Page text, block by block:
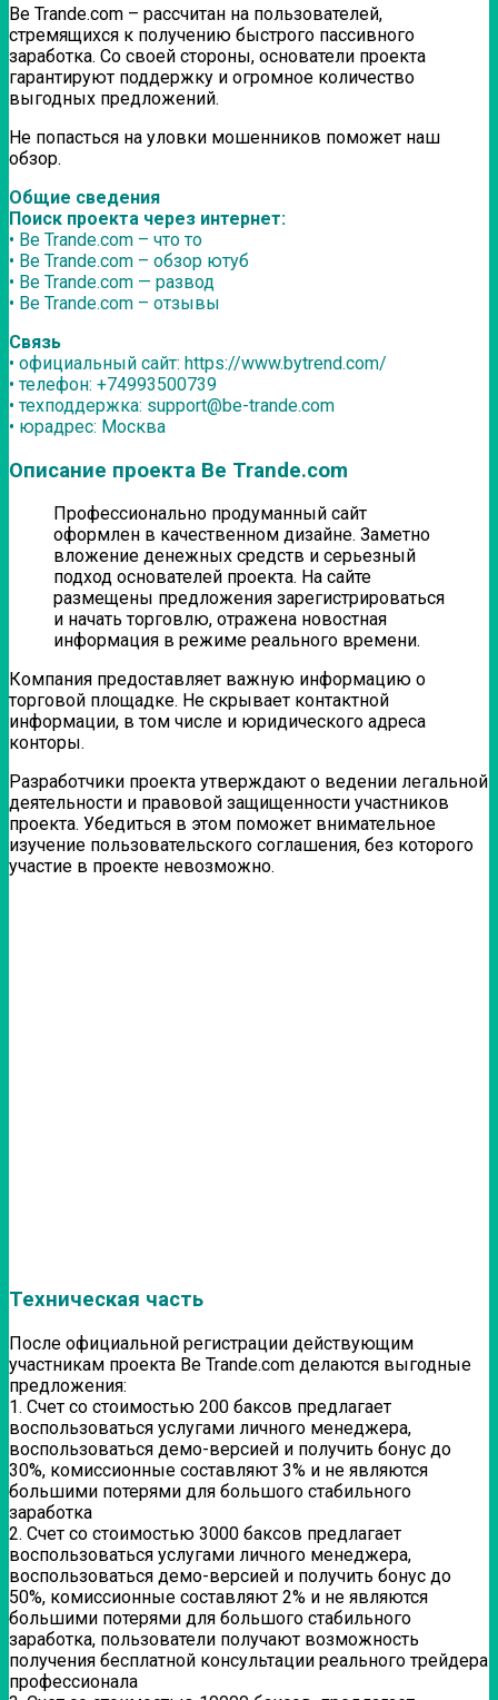
Be Trande.com – рассчитан на пользователей,
стремящихся к получению быстрого пассивного
заработка. Со своей стороны, основатели проекта
гарантируют поддержку и огромное количество
выгодных предложений.
Не попасться на уловки мошенников поможет наш
обзор.
Общие сведения
Поиск проекта через интернет:
• Be Trande.com – что то
• Be Trande.com – обзор ютуб
• Be Trande.com — развод
• Be Trande.com – отзывы
Связь
• официальный сайт: https://www.bytrend.com/
• телефон: +74993500739
• техподдержка: support@be-trande.com
• юрадрес: Москва
Описание проекта Be Trande.com
Профессионально продуманный сайт
оформлен в качественном дизайне. Заметно
вложение денежных средств и серьезный
подход основателей проекта. На сайте
размещены предложения зарегистрироваться
и начать торговлю, отражена новостная
информация в режиме реального времени.
Компания предоставляет важную информацию о
торговой площадке. Не скрывает контактной
информации, в том числе и юридического адреса
конторы.
Разработчики проекта утверждают о ведении легальной
деятельности и правовой защищенности участников
проекта. Убедиться в этом поможет внимательное
изучение пользовательского соглашения, без которого
участие в проекте невозможно.
Техническая часть
После официальной регистрации действующим
участникам проекта Be Trande.com делаются выгодные
предложения:
1. Счет со стоимостью 200 баксов предлагает
воспользоваться услугами личного менеджера,
воспользоваться демо-версией и получить бонус до
30%, комиссионные составляют 3% и не являются
большими потерями для большого стабильного
заработка
2. Счет со стоимостью 3000 баксов предлагает
воспользоваться услугами личного менеджера,
воспользоваться демо-версией и получить бонус до
50%, комиссионные составляют 2% и не являются
большими потерями для большого стабильного
заработка, пользователи получают возможность
получения бесплатной консультации реального трейдера
профессионала